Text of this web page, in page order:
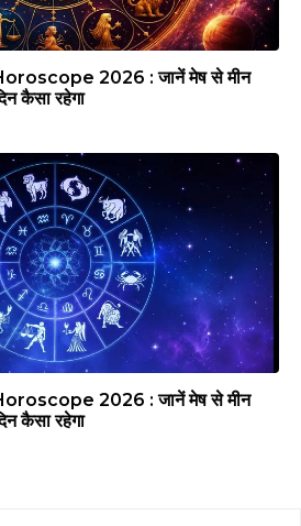
2026 : जानें मेष से मीन
कैसा रहेगा
2026 : जानें मेष से मीन
कैसा रहेगा